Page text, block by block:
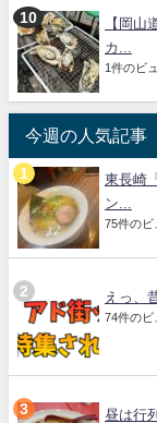
【岡山
カ...
1件のビ
今週の人気記事
東長崎
ン...
75件のビ
えっ、
74件のビ
昼は行